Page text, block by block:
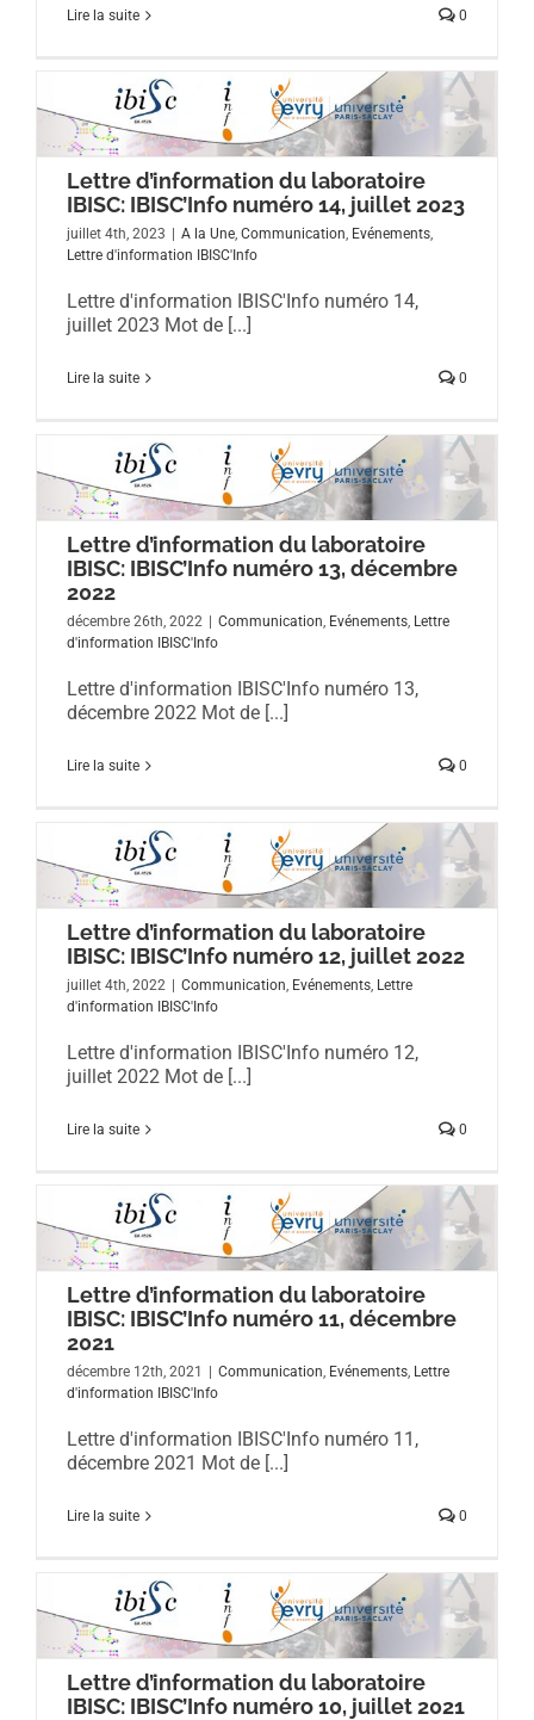
Lire la suite 0
Lettre d’information du laboratoire
IBISC: IBISC’Info numéro 14, juillet 2023
juillet 4th, 2023 | A la Une Communication Evénements
Lettre d'information IBISC'Info
Lettre d'information IBISC'Info numéro 14,
juillet 2023 Mot de [...]
Lire la suite 0
Lettre d’information du laboratoire
IBISC: IBISC’Info numéro 13, décembre
2022
décembre 26th, 2022 | Communication Evénements Lettre
d'information IBISC'Info
Lettre d'information IBISC'Info numéro 13,
décembre 2022 Mot de [...]
Lire la suite 0
Lettre d’information du laboratoire
IBISC: IBISC’Info numéro 12, juillet 2022
juillet 4th, 2022 | Communication Evénements Lettre
d'information IBISC'Info
Lettre d'information IBISC'Info numéro 12,
juillet 2022 Mot de [...]
Lire la suite 0
Lettre d’information du laboratoire
IBISC: IBISC’Info numéro 11, décembre
2021
décembre 12th, 2021 | Communication Evénements Lettre
d'information IBISC'Info
Lettre d'information IBISC'Info numéro 11,
décembre 2021 Mot de [...]
Lire la suite 0
Lettre d’information du laboratoire
IBISC: IBISC’Info numéro 10, juillet 2021